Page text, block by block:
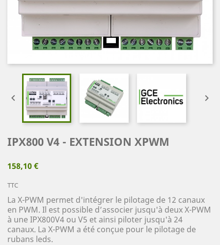
 
IPX800 V4 - EXTENSION XPWM
158,10 €
TTC
La X-PWM permet d'intégrer le pilotage de 12 canaux
en PWM. Il est possible d’associer jusqu'à deux X-PWM
à une IPX800V4 ou V5 et ainsi piloter jusqu'à 24
canaux. La X-PWM a été conçue pour le pilotage de
rubans leds.